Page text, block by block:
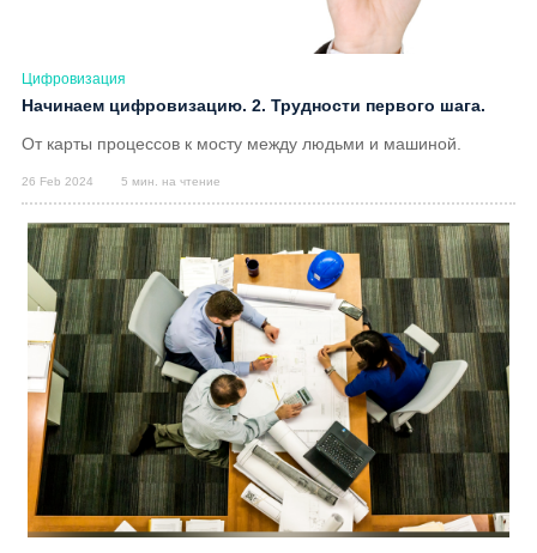
Цифровизация
Начинаем цифровизацию. 2. Трудности первого шага.
От карты процессов к мосту между людьми и машиной.
26 Feb 2024 5 мин. на чтение